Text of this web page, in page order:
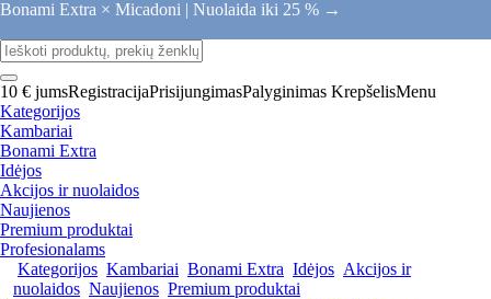
Bonami Extra × Micadoni | Nuolaida iki 25 % →
10 € jumsRegistracijaPrisijungimasPalyginimas KrepšelisMenu
Kategorijos
Kambariai
Bonami Extra
Idėjos
Akcijos ir nuolaidos
Naujienos
Premium produktai
Profesionalams
Kategorijos Kambariai Bonami Extra Idėjos Akcijos ir
nuolaidos Naujienos Premium produktai